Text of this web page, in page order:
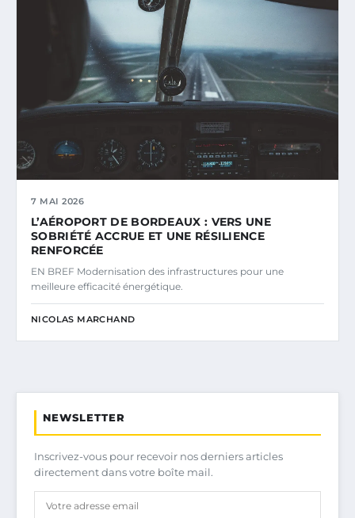
7 MAI 2026
L’AÉROPORT DE BORDEAUX : VERS UNE
SOBRIÉTÉ ACCRUE ET UNE RÉSILIENCE
RENFORCÉE
EN BREF Modernisation des infrastructures pour une
meilleure efficacité énergétique.
NICOLAS MARCHAND
NEWSLETTER
Inscrivez-vous pour recevoir nos derniers articles
directement dans votre boîte mail.